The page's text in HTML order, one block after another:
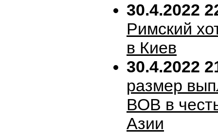
30.4.2022
Римский
в Киев
30.4.2022
размер
ВОВ в
Азии